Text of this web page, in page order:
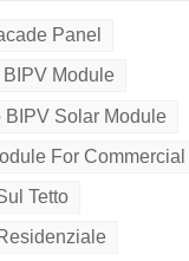
Panel
BIPV Module
BIPV Solar Module
For Commercial
Tetto